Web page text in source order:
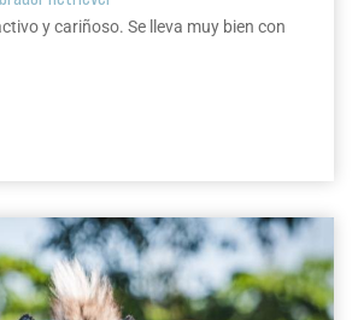
y cariñoso. Se lleva muy bien con